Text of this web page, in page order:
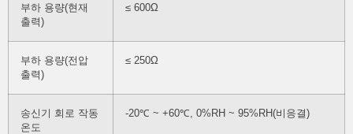
부하 용량(현재
출력)
≤ 600Ω
부하 용량(전압
출력)
≤ 250Ω
송신기 회로 작동
온도
-20℃ ~ +60℃, 0%RH ~ 95%RH(비응결)